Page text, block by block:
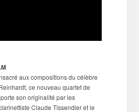
aux compositions du célèbre
ce nouveau quartet de
son originalité par les
Claude Tissendier et le